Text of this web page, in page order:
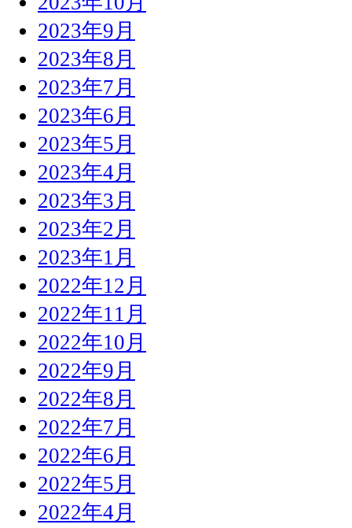
2023年9月
2023年8月
2023年7月
2023年6月
2023年5月
2023年4月
2023年3月
2023年2月
2023年1月
2022年12月
2022年11月
2022年10月
2022年9月
2022年8月
2022年7月
2022年6月
2022年5月
2022年4月